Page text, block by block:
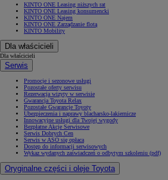
KINTO ONE Leasing niższych rat
KINTO ONE Leasing konsumencki
KINTO ONE Najem
KINTO ONE Zarządzanie flotą
KINTO Mobility
Dla właścicieli
Dla właścicieli
Serwis
Promocje i sezonowe usługi
Pozostałe oferty serwisu
Rezerwacja wizyty w serwisie
Gwarancja Toyota Relax
Pozostałe Gwarancje Toyoty
Ubezpieczenia i naprawy blacharsko-lakiernicze
Innowacyjne usługi dla Twojej wygody
Bezpłatne Akcje Serwisowe
Serwis Dobrych Cen
Serwis w ASO się opłaca
Dostęp do informacji serwisowych
Wykaz wydanych zaświadczeń o odbytym szkoleniu (pdf)
Oryginalne części i oleje Toyota